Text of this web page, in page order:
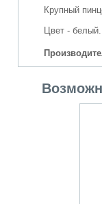
Крупный
Цвет - белый.